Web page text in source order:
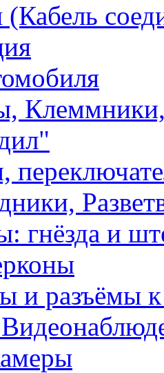
гнёзда и
и разъёмы